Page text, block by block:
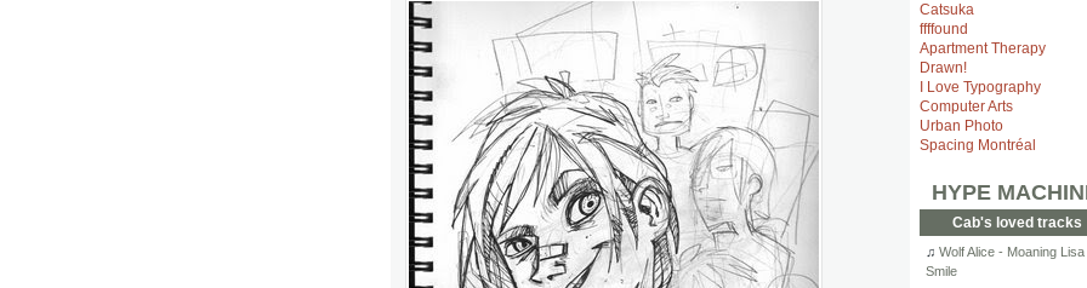
Catsuka
ffffound
Apartment Therapy
Drawn!
I Love Typography
Computer Arts
Urban Photo
Spacing Montréal
HYPE
Cab's loved tracks
♫ Wolf Alice - Moaning Lisa
Smile